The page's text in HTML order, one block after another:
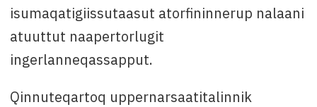
isumaqatigiissutaasut atorfininnerup nalaani
atuuttut naapertorlugit
ingerlanneqassapput.
Qinnuteqartoq uppernarsaatitalinnik